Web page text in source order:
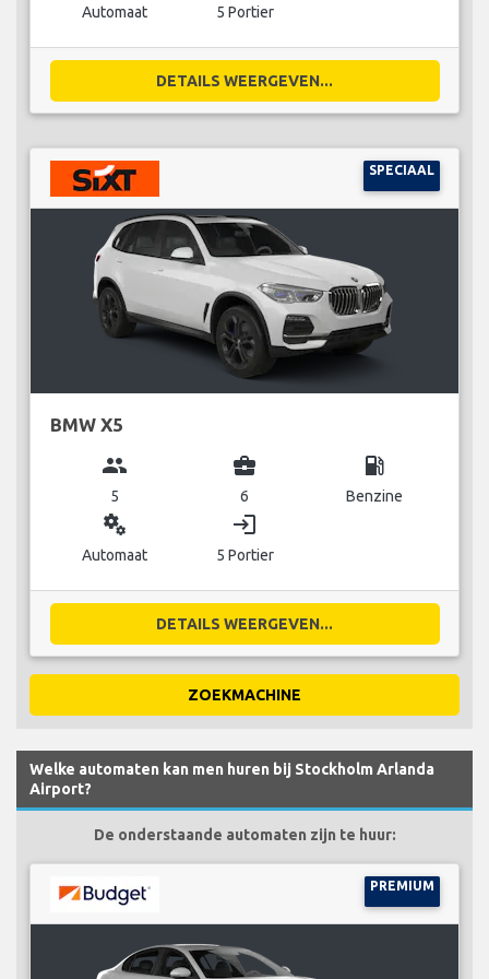
Automaat 5 Portier
DETAILS WEERGEVEN...
SPECIAAL
BMW X5
group
5
business_center
6
local_gas_station
Benzine
miscellaneous_services
Automaat
login
5 Portier
DETAILS WEERGEVEN...
ZOEKMACHINE
Welke automaten kan men huren bij Stockholm Arlanda
Airport?
De onderstaande automaten zijn te huur:
PREMIUM